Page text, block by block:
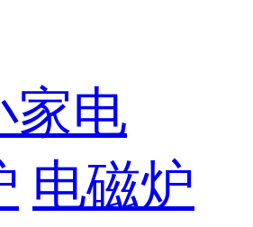
家电
电磁炉